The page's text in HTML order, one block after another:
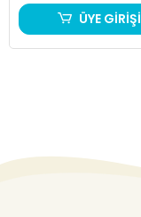
ÜYE GİRİŞİ